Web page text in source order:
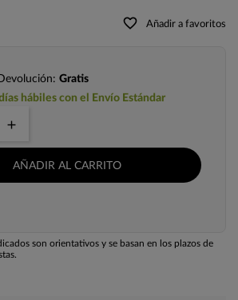
favorite_border Añadir a favoritos
Gratis
hábiles con el Envío Estándar
AÑADIR AL CARRITO
son orientativos y se basan en los plazos de